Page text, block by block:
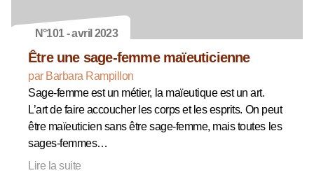
N°101 - avril 2023
Être une sage-femme maïeuticienne
par Barbara Rampillon
Sage-femme est un métier, la maïeutique est un art.
L’art de faire accoucher les corps et les esprits. On peut
être maïeuticien sans être sage-femme, mais toutes les
sages-femmes…
Lire la suite